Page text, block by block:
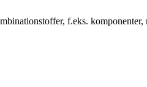
f.eks.